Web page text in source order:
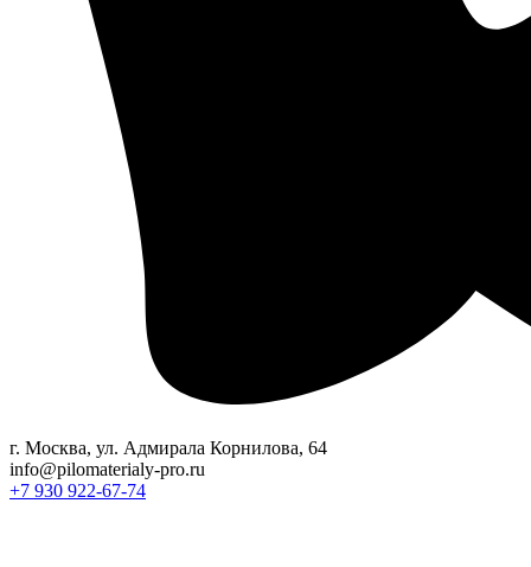
г. Москва, ул. Адмирала Корнилова, 64
info@pilomaterialy-pro.ru
+7 930 922-67-74